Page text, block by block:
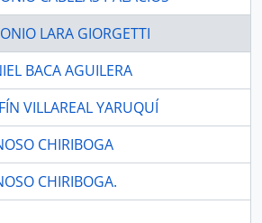
LARA GIORGETTI
BACA AGUILERA
VILLAREAL YARUQUÍ
CHIRIBOGA
CHIRIBOGA.